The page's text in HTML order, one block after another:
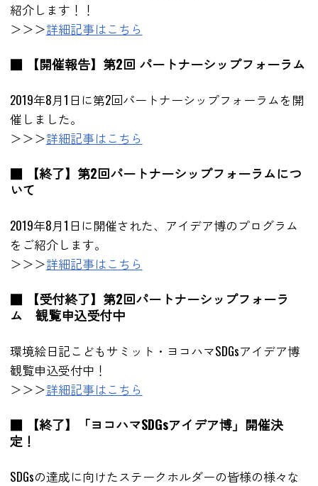
紹介します！！
＞＞＞詳細記事はこちら
■ 【開催報告】第2回 パートナーシップフォーラム
2019年8月1日に第2回パートナーシップフォーラムを開
催しました。
＞＞＞詳細記事はこちら
■ 【終了】第2回パートナーシップフォーラムにつ
いて
2019年8月1日に開催された、アイデア博のプログラム
をご紹介します。
＞＞＞詳細記事はこちら
■ 【受付終了】第2回パートナーシップフォーラ
ム 観覧申込受付中
環境絵日記こどもサミット・ヨコハマSDGsアイデア博
観覧申込受付中！
＞＞＞詳細記事はこちら
■ 【終了】「ヨコハマSDGsアイデア博」開催決
定！
SDGsの達成に向けたステークホルダーの皆様の様々な